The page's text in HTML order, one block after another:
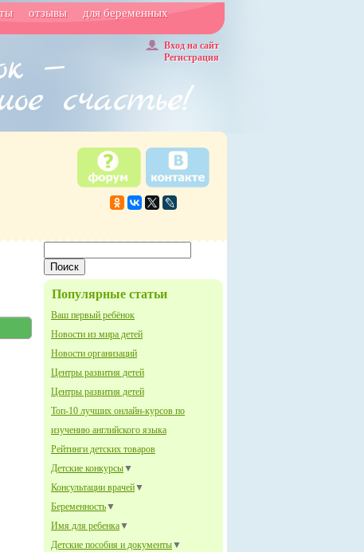
отзывы для беременных
Вход на сайт
Регистрация
Популярные статьи
Ваш первый ребёнок
Новости из мира детей
Новости организаций
Центры развития детей
Центры развития детей
Топ-10 лучших онлайн-курсов по
изучению английского языка
Рейтинги детских товаров
Детские конкурсы▼
Консультации врачей▼
Беременность▼
Имя для ребенка▼
Детские пособия и документы▼